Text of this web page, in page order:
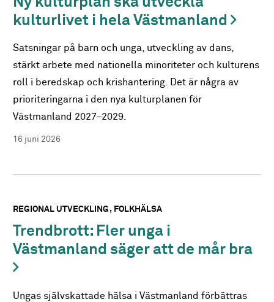
kulturlivet i hela Västmanland
Satsningar på barn och unga, utveckling av dans,
stärkt arbete med nationella minoriteter och kulturens
roll i beredskap och krishantering. Det är några av
prioriteringarna i den nya kulturplanen för
Västmanland 2027–2029.
16 juni 2026
REGIONAL UTVECKLING FOLKHÄLSA
Trendbrott: Fler unga i
Västmanland säger att de mår bra
Ungas självskattade hälsa i Västmanland förbättras